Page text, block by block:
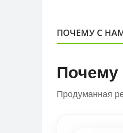
ПОЧЕМУ С
Продуманная